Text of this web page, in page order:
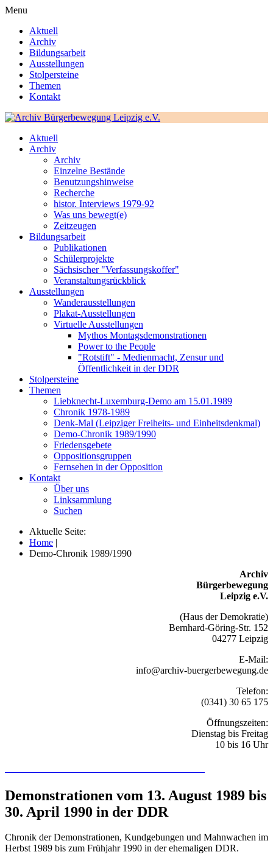
Menu
Aktuell
Archiv
Bildungsarbeit
Ausstellungen
Stolpersteine
Themen
Kontakt
Aktuell
Archiv
Archiv
Einzelne Bestände
Benutzungshinweise
Recherche
histor. Interviews 1979-92
Was uns bewegt(e)
Zeitzeugen
Bildungsarbeit
Publikationen
Schülerprojekte
Sächsischer "Verfassungskoffer"
Veranstaltungsrückblick
Ausstellungen
Wanderausstellungen
Plakat-Ausstellungen
Virtuelle Ausstellungen
Mythos Montagsdemonstrationen
Power to the People
"Rotstift" - Medienmacht, Zensur und
Öffentlichkeit in der DDR
Stolpersteine
Themen
Liebknecht-Luxemburg-Demo am 15.01.1989
Chronik 1978-1989
Denk-Mal (Leipziger Freiheits- und Einheitsdenkmal)
Demo-Chronik 1989/1990
Friedensgebete
Oppositionsgruppen
Fernsehen in der Opposition
Kontakt
Über uns
Linksammlung
Suchen
Aktuelle Seite:
Home |
Demo-Chronik 1989/1990
Archiv
Bürgerbewegung
Leipzig e.V.
(Haus der Demokratie)
Bernhard-Göring-Str. 152
04277 Leipzig
E-Mail:
info@archiv-buergerbewegung.de
Telefon:
(0341) 30 65 175
Öffnungszeiten:
Dienstag bis Freitag
10 bis 16 Uhr
Demonstrationen vom 13. August 1989 bis
30. April 1990 in der DDR
Chronik der Demonstrationen, Kundgebungen und Mahnwachen im
Herbst 1989 bis zum Frühjahr 1990 in der ehemaligen DDR.